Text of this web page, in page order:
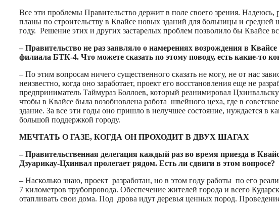
Все эти проблемы Правительство держит в поле своего зрения.
планы по строительству в Квайсе новых зданий для больницы и
году. Решение этих и других застарелых проблем позволило бы Квайсе
– Правительство не раз заявляло о намерениях возрождения в
филиала БТК-4. Что можете сказать по этому поводу, есть какие-то
– По этим вопросам ничего существенного сказать не могу, не от нас
неизвестно, когда оно заработает, проект его восстановления еще не
предприниматель Таймураз Боллоев, который реанимировал
чтобы в Квайсе была возобновлена работа швейного цеха, где в
здание. За все эти годы оно пришло в нелучшее состояние, нуждается в
большой поддержкой городу.
МЕЧТАТЬ О ГАЗЕ, КОГДА ОН ПРОХОДИТ В ДВУХ ШАГАХ
– Правительственная делегация каждый раз во время приезда в
Дзуарикау-Цхинвал пролегает рядом. Есть ли сдвиги в этом вопросе?
– Насколько знаю, проект разработан, но в этом году работы по его
7 километров трубопровода. Обеспечение жителей города и всего
отапливать свои дома. Под дрова идут деревья ценных пород.